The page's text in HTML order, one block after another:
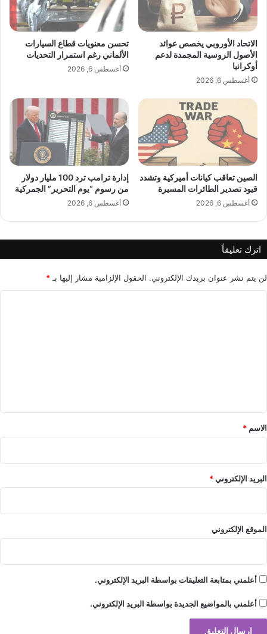
ا
ت
س
ع
د
.
.
.
و
ت
ر
ح
د
و
و
م
ر
ا
الاتحاد الأوروبي يخصص عوائد
الأصول الروسية المجمدة لدعم
أوكرانيا
أغسطس 6, 2026
تحسن معنويات قطاع السيارات
الألماني رغم استمرار التحديات
أغسطس 6, 2026
الصين تعاقب كيانات أميركية وتشدد
قيود تصدير الطائرات المسيرة
أغسطس 6, 2026
إدارة ترامب ترد 100 مليار دولار
من رسوم “يوم التحرير” الجمركية
أغسطس 6, 2026
اترك تعليقاً
لن يتم نشر عنوان بريدك الإلكتروني. الحقول الإلزامية مشار إليها بـ *
*
الاسم *
البريد الإلكتروني*
الموقع الإلكتروني
أعلمني بمتابعة التعليقات بواسطة البريد الإلكتروني.
أعلمني بالمواضيع الجديدة بواسطة البريد الإلكتروني.